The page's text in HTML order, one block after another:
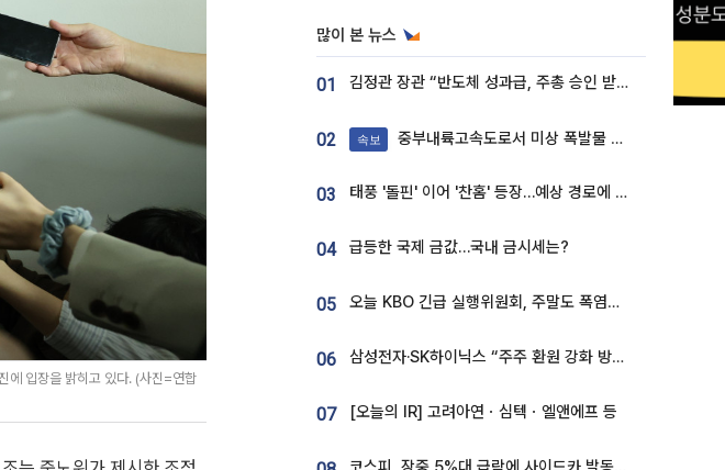
에 입장을 밝히고 있다. (사진=연합
많이 본 뉴스
01 김정관 장관 “반도체 성과급, 주총 승인 받도록”…상법·자본시장법 개정 시사
02 속보 중부내륙고속도로서 미상 폭발물 발견
03 태풍 '돌핀' 이어 '찬홈' 등장…예상 경로에 한국 '한숨'
04 급등한 국제 금값…국내 금시세는?
05 오늘 KBO 긴급 실행위원회, 주말도 폭염취소 될까
06 삼성전자·SK하이닉스 “주주 환원 강화 방안 마련”
07 [오늘의 IR] 고려아연ㆍ심텍ㆍ엘앤에프 등